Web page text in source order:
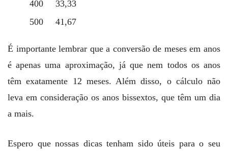
400
33,33
500
41,67
É importante lembrar que a conversão de meses em anos
é apenas uma aproximação, já que nem todos os anos
têm exatamente 12 meses. Além disso, o cálculo não
leva em consideração os anos bissextos, que têm um dia
a mais.
Espero que nossas dicas tenham sido úteis para o seu